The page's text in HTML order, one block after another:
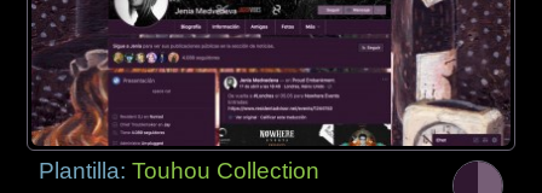
Plantilla:Touhou Collection